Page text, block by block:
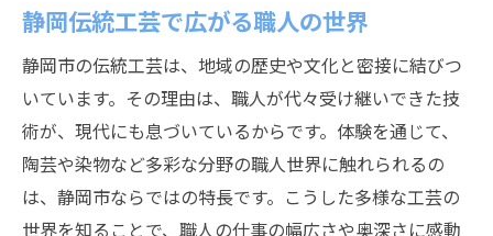
静岡伝統工芸で広がる職人の世界
静岡市の伝統工芸は、地域の歴史や文化と密接に結びつ
いています。その理由は、職人が代々受け継いできた技
術が、現代にも息づいているからです。体験を通じて、
陶芸や染物など多彩な分野の職人世界に触れられるの
は、静岡市ならではの特長です。こうした多様な工芸の
世界を知ることで、職人の仕事の幅広さや奥深さに感動